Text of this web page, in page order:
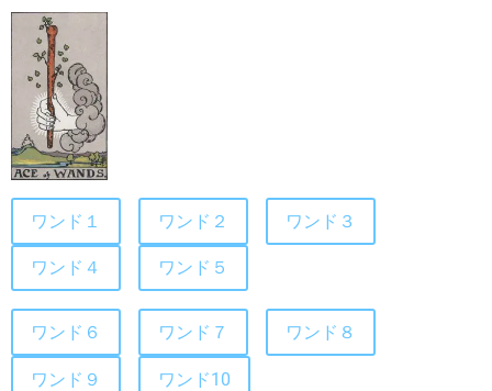
ワンド１ ワンド２ ワンド３
ワンド４ ワンド５
ワンド６ ワンド７ ワンド８
ワンド９ ワンド10